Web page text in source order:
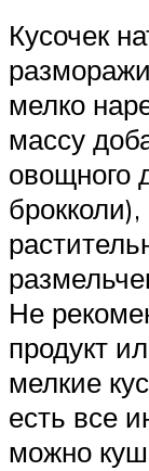
Кусочек
мелко
массу
овощного
Не
продукт
мелкие
есть все
можно